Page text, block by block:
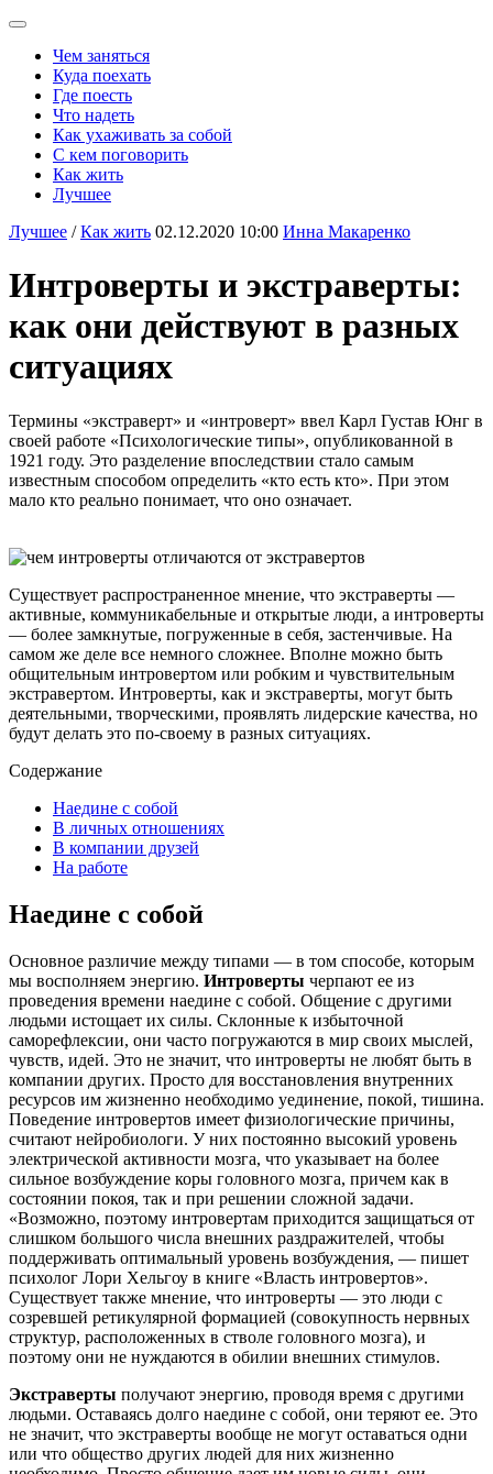
Чем заняться
Куда поехать
Где поесть
Что надеть
Как ухаживать за собой
С кем поговорить
Как жить
Лучшее
Лучшее /Как жить 02.12.2020 10:00 Инна Макаренко
Интроверты и экстраверты:
как они действуют в разных
ситуациях
Термины «экстраверт» и «интроверт» ввел Карл Густав Юнг в
своей работе «Психологические типы», опубликованной в
1921 году. Это разделение впоследствии стало самым
известным способом определить «кто есть кто». При этом
мало кто реально понимает, что оно означает.
Существует распространенное мнение, что экстраверты —
активные, коммуникабельные и открытые люди, а интроверты
— более замкнутые, погруженные в себя, застенчивые. На
самом же деле все немного сложнее. Вполне можно быть
общительным интровертом или робким и чувствительным
экстравертом. Интроверты, как и экстраверты, могут быть
деятельными, творческими, проявлять лидерские качества, но
будут делать это по-своему в разных ситуациях.
Содержание
Наедине с собой
В личных отношениях
В компании друзей
На работе
Наедине с собой
Основное различие между типами — в том способе, которым
мы восполняем энергию. Интроверты черпают ее из
проведения времени наедине с собой. Общение с другими
людьми истощает их силы. Склонные к избыточной
саморефлексии, они часто погружаются в мир своих мыслей,
чувств, идей. Это не значит, что интроверты не любят быть в
компании других. Просто для восстановления внутренних
ресурсов им жизненно необходимо уединение, покой, тишина.
Поведение интровертов имеет физиологические причины,
считают нейробиологи. У них постоянно высокий уровень
электрической активности мозга, что указывает на более
сильное возбуждение коры головного мозга, причем как в
состоянии покоя, так и при решении сложной задачи.
«Возможно, поэтому интровертам приходится защищаться от
слишком большого числа внешних раздражителей, чтобы
поддерживать оптимальный уровень возбуждения, — пишет
психолог Лори Хельгоу в книге «Власть интровертов».
Существует также мнение, что интроверты — это люди с
созревшей ретикулярной формацией (совокупность нервных
структур, расположенных в стволе головного мозга), и
поэтому они не нуждаются в обилии внешних стимулов.
Экстраверты получают энергию, проводя время с другими
людьми. Оставаясь долго наедине с собой, они теряют ее. Это
не значит, что экстраверты вообще не могут оставаться одни
или что общество других людей для них жизненно